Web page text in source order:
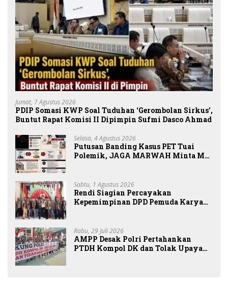
Jumat, 7 Agustus 2026
PDIP Somasi KWP Soal Tuduhan ‘Gerombolan Sirkus’,
Buntut Rapat Komisi II Dipimpin Sufmi Dasco Ahmad
Selasa, 4 Agustus 2026
Putusan Banding Kasus PET Tuai
Polemik, JAGA MARWAH Minta MA
Sabtu, 1 Agustus 2026
Rendi Siagian Percayakan
Kepemimpinan DPD Pemuda Karya
Rabu, 29 Juli 2026
AMPP Desak Polri Pertahankan
PTDH Kompol DK dan Tolak Upaya